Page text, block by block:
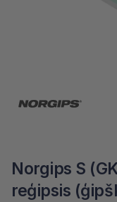
Norgips S
reģipsis